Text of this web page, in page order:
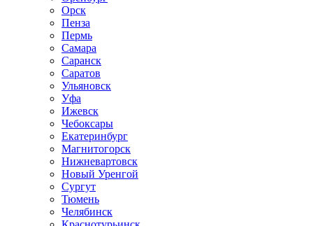
Орск
Пенза
Пермь
Самара
Саранск
Саратов
Ульяновск
Уфа
Ижевск
Чебоксары
Екатеринбург
Магнитогорск
Нижневартовск
Новый Уренгой
Сургут
Тюмень
Челябинск